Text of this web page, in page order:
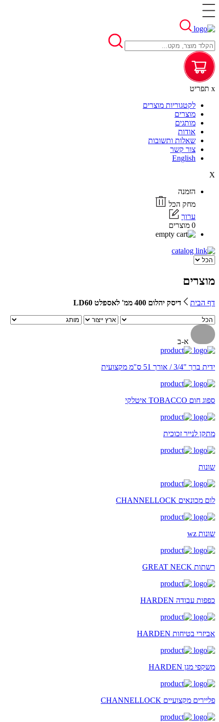
x תפריט
לקטגוריות מוצרים
מוצרים
מותגים
אודות
שאלות ותשובות
צור קשר
English
X
הזמנה
מחק הכל
ערוך
0 מוצרים
מוצרים
דף הבית דיסק יהלום 400 ממ' לאספלט LD60
א-ב
ידית ברך "3/4 / אורך 51 ס"מ מקצועית
ספוג חום TOBACCO איטלקי
מתקן לנייר זכוכית
שונות
לום מכונאים CHANNELLOCK
שונות wz
רשתות GREAT NECK
כפפות עבודה HARDEN
אביזרי בטיחות HARDEN
משקפי מגן HARDEN
פליירים מקצועיים CHANNELLOCK